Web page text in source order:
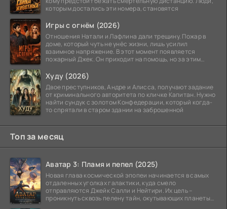
которым достались эти номера, становятся
Игры с огнём (2026)
Отношения Натали и Лафлина дали трещину. Пожар в
доме, который чуть не унёс жизни, лишь усилил
взаимное напряжение. В этот момент появляется
пожарный Джек. Он приходит на помощь, но за этим
Худу (2026)
Двое преступников, Андре и Алисса, получают задание
от криминального авторитета по кличке Капитан. Нужно
найти сундук с золотом Конфедерации, который когда-
то спрятали в старом здании на заброшенной
Топ за месяц
Аватар 3: Пламя и пепел (2025)
Новая глава космической эпопеи начинается в самых
отдаленных уголках галактики, куда смело
отправляются Джейк Салли и Нейтири. Их цель –
проникнуть сквозь пелену тайн, окутывающих планеты